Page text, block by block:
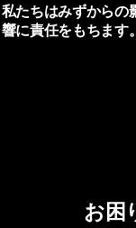
私たちはみずからの
響に責任をもちます。
お困